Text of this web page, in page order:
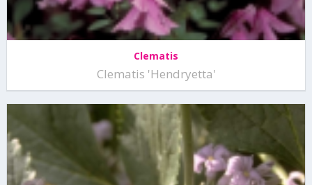
Clematis
Clematis 'Hendryetta'